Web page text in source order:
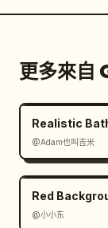
更多來自
Realistic
@Adam也叫吉米
Red
@小小东